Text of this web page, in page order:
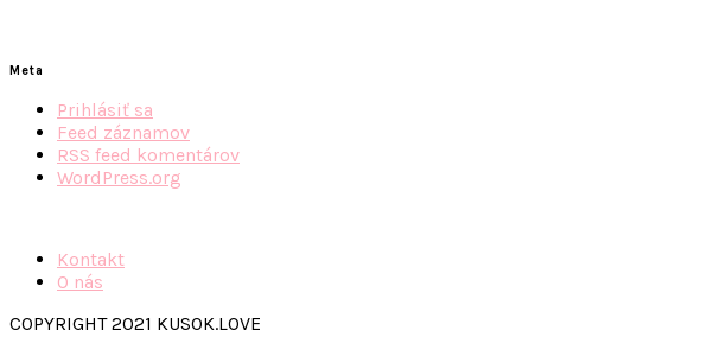
Meta
Prihlásiť sa
Feed záznamov
RSS feed komentárov
WordPress.org
Kontakt
O nás
COPYRIGHT 2021 KUSOK.LOVE